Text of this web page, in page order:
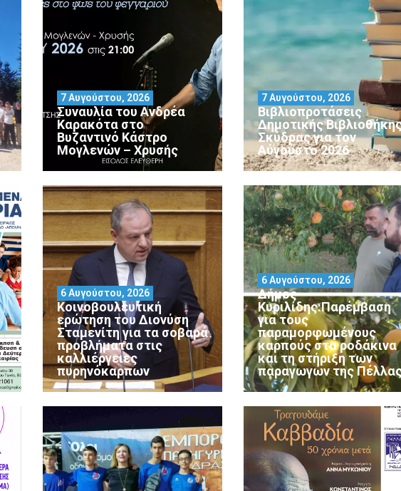
Συναυλία του Ανδρέα
Καρακότα στο
Βυζαντινό Κάστρο
Μογλενών – Χρυσής
7 Αυγούστου, 2026
Βιβλιοπροτάσεις
Δημοτικής
Σκύδρας για τον
Αύγούστο 2026
7 Αυγούστου, 2026
Κοινοβουλευτική
ερώτηση του Διονύση
Σταμενίτη για τα σοβαρά
προβλήματα στις
καλλιέργειες
πυρηνόκαρπων
6 Αυγούστου, 2026
Δήμος
Κυριλίδης:Παρέμβαση
για τους
παραμορφωμένους
καρπούς στα ροδάκινα
και τη στήριξη των
παραγωγών της
6 Αυγούστου, 2026